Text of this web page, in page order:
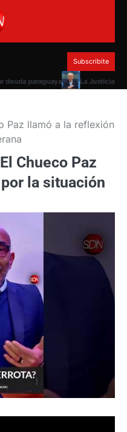
Subscribite
paraguaya La Justicia le torció
Paz llamó a la reflexión
Chueco Paz
la situación